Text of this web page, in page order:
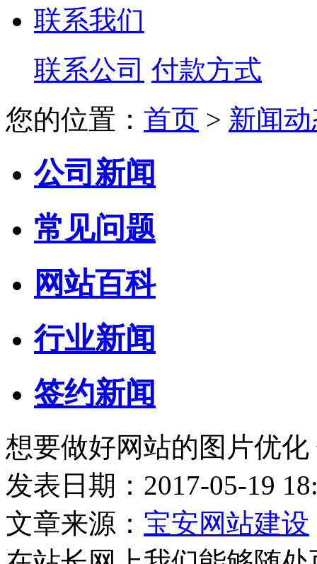
联系我们
联系公司 付款方式
您的位置： 首页 > 新闻
公司新闻
常见问题
网站百科
行业新闻
签约新闻
想要做好网站的图片优
发表日期：2017-05-19
文章来源： 宝安网站建设